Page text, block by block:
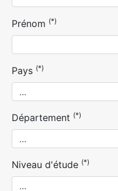
Prénom (*)
Pays (*)
Département (*)
Niveau d'étude (*)